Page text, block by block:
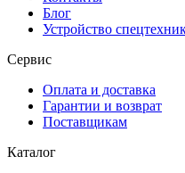
Блог
Устройство
Сервис
Оплата и доставка
Гарантии и возврат
Поставщикам
Каталог